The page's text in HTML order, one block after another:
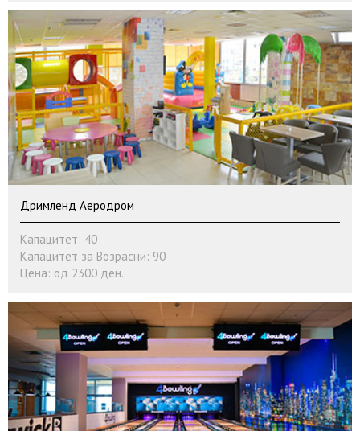
Дримленд Аеродром
Капацитет: 40
Капацитет за Возрасни: 90
Цена: од 2300 ден.